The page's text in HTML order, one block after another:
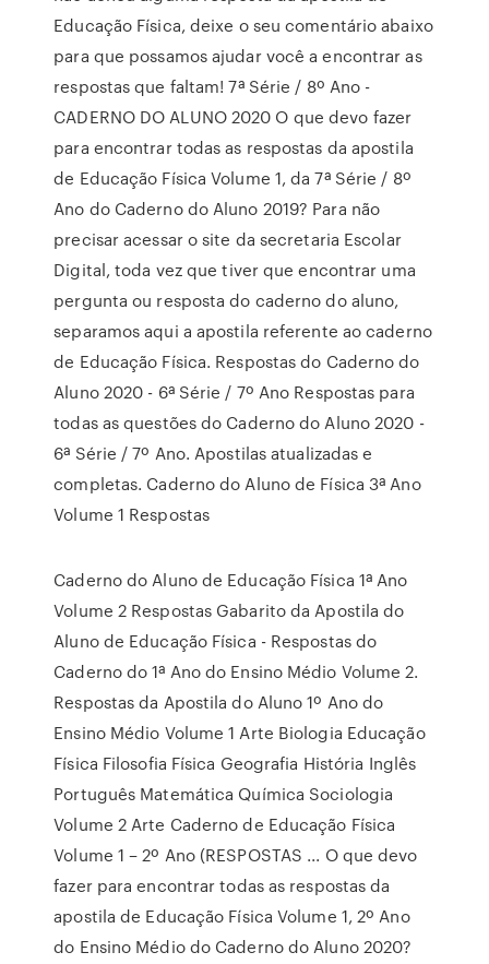
Educação Física, deixe o seu comentário abaixo
para que possamos ajudar você a encontrar as
respostas que faltam! 7ª Série / 8º Ano -
CADERNO DO ALUNO 2020 O que devo fazer
para encontrar todas as respostas da apostila
de Educação Física Volume 1, da 7ª Série / 8º
Ano do Caderno do Aluno 2019? Para não
precisar acessar o site da secretaria Escolar
Digital, toda vez que tiver que encontrar uma
pergunta ou resposta do caderno do aluno,
separamos aqui a apostila referente ao caderno
de Educação Física. Respostas do Caderno do
Aluno 2020 - 6ª Série / 7º Ano Respostas para
todas as questões do Caderno do Aluno 2020 -
6ª Série / 7º Ano. Apostilas atualizadas e
completas. Caderno do Aluno de Física 3ª Ano
Volume 1 Respostas
Caderno do Aluno de Educação Física 1ª Ano
Volume 2 Respostas Gabarito da Apostila do
Aluno de Educação Física - Respostas do
Caderno do 1ª Ano do Ensino Médio Volume 2.
Respostas da Apostila do Aluno 1º Ano do
Ensino Médio Volume 1 Arte Biologia Educação
Física Filosofia Física Geografia História Inglês
Português Matemática Química Sociologia
Volume 2 Arte Caderno de Educação Física
Volume 1 – 2º Ano (RESPOSTAS ... O que devo
fazer para encontrar todas as respostas da
apostila de Educação Física Volume 1, 2º Ano
do Ensino Médio do Caderno do Aluno 2020?